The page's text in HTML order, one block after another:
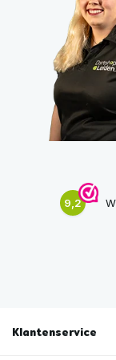
9,2
Klantenservice